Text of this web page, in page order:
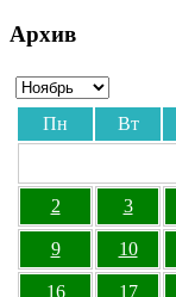
Архив
Пн Вт
2 3
9 10
16 17